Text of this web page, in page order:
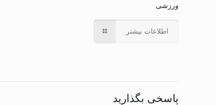
ورزشی
اطلاعات بیشتر
پاسخی بگذارید